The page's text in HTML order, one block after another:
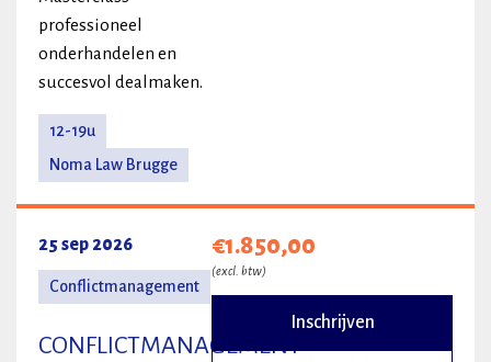
professioneel
onderhandelen en
succesvol dealmaken.
12-19u
Noma Law Brugge
25 sep 2026
Conflictmanagement
CONFLICTMANAGEMENT
€1.850,00
(excl. btw)
Inschrijven